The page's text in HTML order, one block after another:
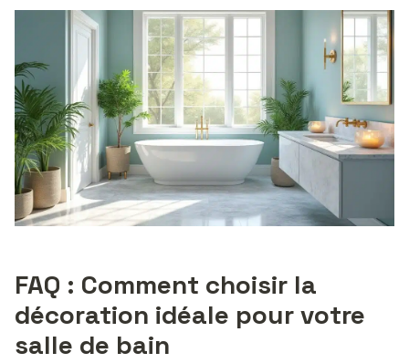
FAQ : Comment choisir la
décoration idéale pour votre
salle de bain